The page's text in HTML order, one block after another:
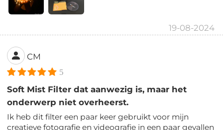
19-08-2024
CM
5
Soft Mist Filter dat aanwezig is, maar het
onderwerp niet overheerst.
Ik heb dit filter een paar keer gebruikt voor mijn
creatieve fotografie en videografie in een paar gevallen